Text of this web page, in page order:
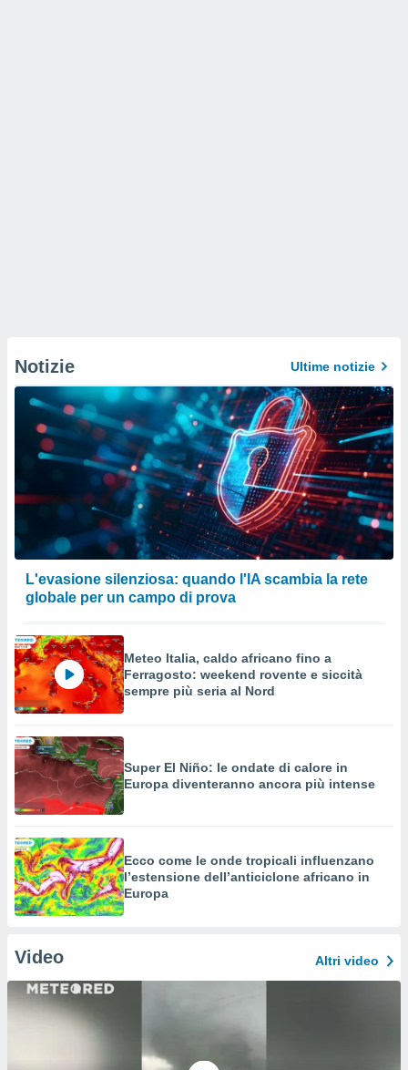
Notizie Ultime notizie
L'evasione silenziosa: quando l'IA scambia la rete
globale per un campo di prova
Meteo Italia, caldo africano fino a
Ferragosto: weekend rovente e siccità
sempre più seria al Nord
Super El Niño: le ondate di calore in
Europa diventeranno ancora più intense
Ecco come le onde tropicali influenzano
l’estensione dell’anticiclone africano in
Europa
Video Altri video